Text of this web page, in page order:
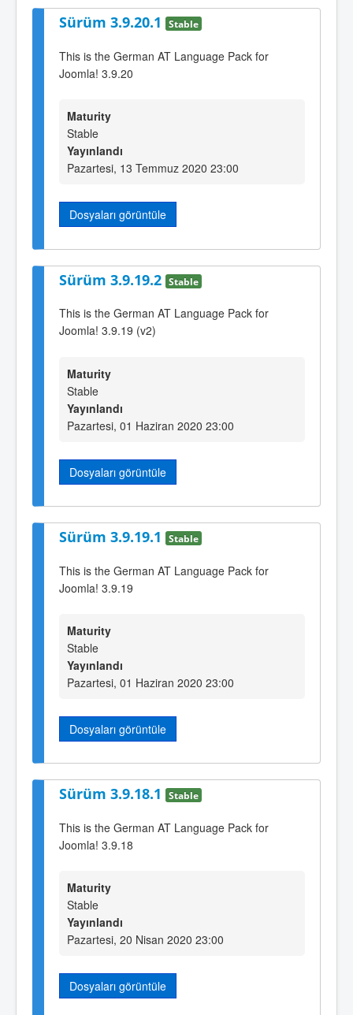
Sürüm 3.9.20.1 Stable
This is the German AT Language Pack for
Joomla! 3.9.20
Maturity
Stable
Yayınlandı
Pazartesi, 13 Temmuz 2020 23:00
Dosyaları görüntüle
Sürüm 3.9.19.2 Stable
This is the German AT Language Pack for
Joomla! 3.9.19 (v2)
Maturity
Stable
Yayınlandı
Pazartesi, 01 Haziran 2020 23:00
Dosyaları görüntüle
Sürüm 3.9.19.1 Stable
This is the German AT Language Pack for
Joomla! 3.9.19
Maturity
Stable
Yayınlandı
Pazartesi, 01 Haziran 2020 23:00
Dosyaları görüntüle
Sürüm 3.9.18.1 Stable
This is the German AT Language Pack for
Joomla! 3.9.18
Maturity
Stable
Yayınlandı
Pazartesi, 20 Nisan 2020 23:00
Dosyaları görüntüle